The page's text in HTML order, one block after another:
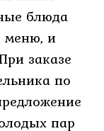
блюда
меню, и
заказе
по
пар